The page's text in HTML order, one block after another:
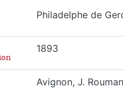
Philadelphe de
1893
Avignon, J.